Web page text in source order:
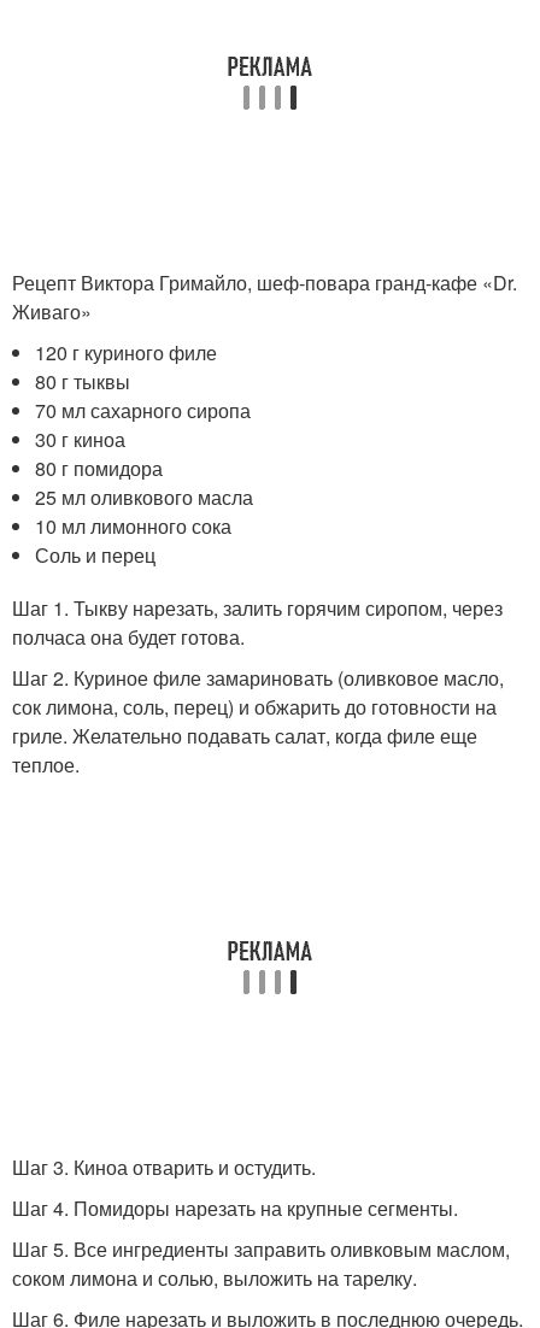
Рецепт Виктора Гримайло, шеф-повара гранд-кафе «Dr.
Живаго»
120 г куриного филе
80 г тыквы
70 мл сахарного сиропа
30 г киноа
80 г помидора
25 мл оливкового масла
10 мл лимонного сока
Соль и перец
Шаг 1. Тыкву нарезать, залить горячим сиропом, через
полчаса она будет готова.
Шаг 2. Куриное филе замариновать (оливковое масло,
сок лимона, соль, перец) и обжарить до готовности на
гриле. Желательно подавать салат, когда филе еще
теплое.
Шаг 3. Киноа отварить и остудить.
Шаг 4. Помидоры нарезать на крупные сегменты.
Шаг 5. Все ингредиенты заправить оливковым маслом,
соком лимона и солью, выложить на тарелку.
Шаг 6. Филе нарезать и выложить в последнюю очередь.